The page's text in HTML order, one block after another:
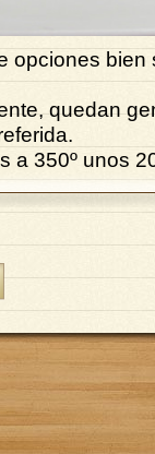
opciones bien
quedan
a 350º unos